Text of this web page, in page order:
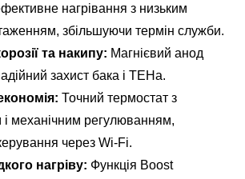
нагрівання з низьким
збільшуючи термін служби.
та накипу: Магнієвий анод
захист бака і ТЕНа.
Точний термостат з
і механічним регулюванням,
через Wi-Fi.
нагріву: Функція Boost